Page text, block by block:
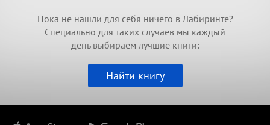
Пока не нашли для себя ничего в Лабиринте?
Специально для таких случаев мы каждый
день выбираем лучшие книги:
Найти книгу